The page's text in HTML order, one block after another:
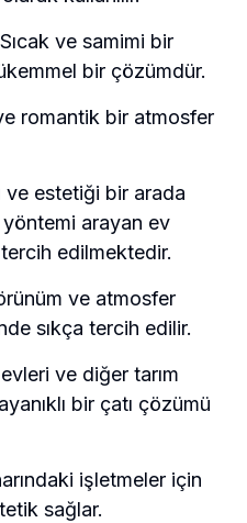
ve samimi bir
bir çözümdür.
romantik bir atmosfer
ve estetiği bir arada
arayan ev
edilmektedir.
ve atmosfer
sıkça tercih edilir.
ve diğer tarım
bir çatı çözümü
işletmeler için
sağlar.